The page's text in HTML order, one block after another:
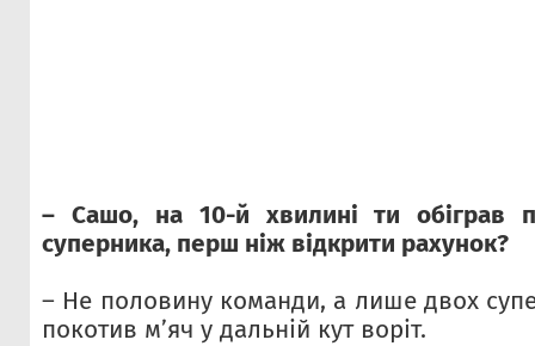
– Сашо, на 10-й хвилині ти обіграв
суперника, перш ніж відкрити рахунок?
– Не половину команди, а лише двох
покотив м’яч у дальній кут воріт.